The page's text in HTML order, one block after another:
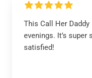
This Call Her
evenings. It’s super
satisfied!